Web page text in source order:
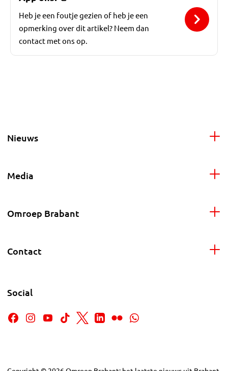
Heb je een foutje gezien of heb je een
opmerking over dit artikel? Neem dan
contact met ons op.
Nieuws
Media
Omroep Brabant
Contact
Social